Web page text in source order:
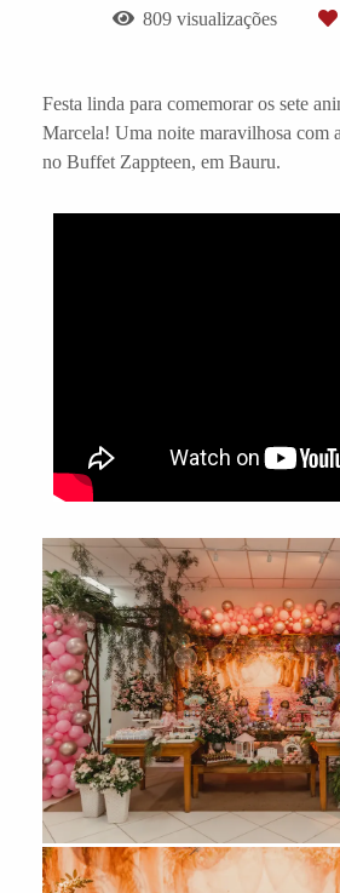
809 visualizações
Festa linda para comemorar os sete
Marcela! Uma noite maravilhosa com
no Buffet Zappteen, em Bauru.